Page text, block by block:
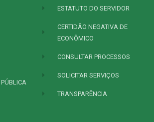
ESTATUTO DO SERVIDOR
CERTIDÃO NEGATIVA DE
ECONÔMICO
CONSULTAR PROCESSOS
SOLICITAR SERVIÇOS
TRANSPARÊNCIA